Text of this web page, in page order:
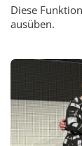
Diese
ausüben.